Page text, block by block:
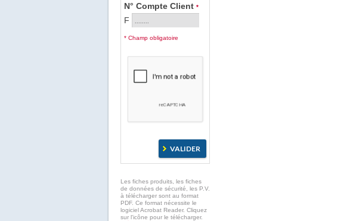
N° Compte Client *
F
* Champ obligatoire
Les fiches produits, les fiches
de données de sécurité, les P.V.
à télécharger sont au format
PDF. Ce format nécessite le
logiciel Acrobat Reader. Cliquez
sur l'icône pour le télécharger.